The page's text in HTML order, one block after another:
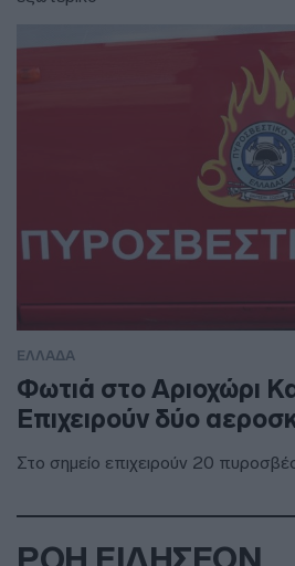
ΕΛΛΑΔΑ
Φωτιά στο Αριοχώρι
Επιχειρούν δύο
Στο σημείο επιχειρούν 20